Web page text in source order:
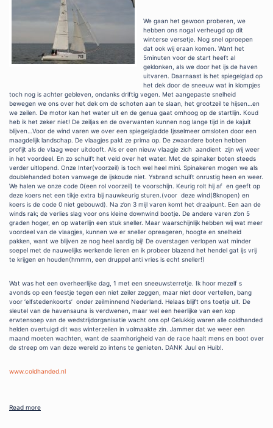
We gaan het gewoon proberen, we
hebben ons nogal verheugd op dit
winterse versetje. Nog snel oproepen
dat ook wij eraan komen. Want het
5minuten voor de start heeft al
geklonken, als we door het ijs de haven
uitvaren. Daarnaast is het spiegelglad op
het dek door de sneeuw wat in klompjes
toch nog is achter gebleven, ondanks driftig vegen. Met aangepaste snelheid
bewegen we ons over het dek om de schoten aan te slaan, het grootzeil te hijsen…en
we zeilen. De motor kan het water uit en de genua gaat omhoog op de startlijn. Koud
heb ik het zeker niet! De zeiljas en de overwanten kunnen nog lange tijd in de kajuit
blijven…Voor de wind varen we over een spiegelgladde Ijsselmeer omsloten door een
maagdelijk landschap. De vlaagjes pakt ze prima op. De zwaardere boten hebben
profijt als de vlaag weer uitdooft. Als er een nieuw vlaagje zich aandient zijn wij weer
in het voordeel. En zo schuift het veld over het water. Met de spinaker boten steeds
verder uitlopend. Onze Inter(voorzeil) is toch wel heel mini. Spinakeren mogen we als
doublehanded boten vanwege de ijskoude niet. Ysbrand schuift onrustig heen en weer.
We halen we onze code 0(een rol voorzeil) te voorschijn. Keurig rolt hij af en geeft op
deze koers net een tikje extra bij nauwkeurig sturen.(voor deze wind(8knopen) en
koers is de code 0 niet gebouwd). Na z’on 3 mijl varen komt het draaipunt. Een aan de
winds rak; de verlies slag voor ons kleine downwind bootje. De andere varen z’on 5
graden hoger, en op waterlijn een stuk sneller. Maar waarschijnlijk hebben wij wat meer
voordeel van de vlaagjes, kunnen we er sneller opreageren, hoogte en snelheid
pakken, want we blijven ze nog heel aardig bij! De overstagen verlopen wat minder
soepel met de nauwelijks werkende lieren en ik probeer blazend het hendel gat ijs vrij
te krijgen en houden(hmmm, een druppel anti vries is echt sneller!)
Wat was het een overheerlijke dag, 1 met een sneeuwsterretje. Ik hoor mezelf s
avonds op een feestje tegen een niet zeiler zeggen, maar niet door vertellen, bang
voor ‘elfstedenkoorts’ onder zeilminnend Nederland. Helaas blijft ons toetje uit. De
sleutel van de havensauna is verdwenen, maar wel een heerlijke van een kop
erwtensoep van de wedstrijdorganisatie wacht ons op! Gelukkig waren alle coldhanded
helden overtuigd dit was winterzeilen in volmaakte zin. Jammer dat we weer een
maand moeten wachten, want de saamhorigheid van de race haalt mens en boot over
de streep om van deze wereld zo intens te genieten. DANK Juul en Huib!.
www.coldhanded.nl
Read more